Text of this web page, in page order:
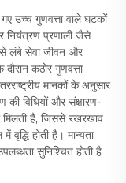
उच्च गुणवत्ता वाले घटकों
नियंत्रण प्रणाली जैसे
से लंबे सेवा जीवन और
कठोर गुणवत्ता
मानकों के अनुसार
की विधियों और संक्षारण-
मिलती है, जिससे रखरखाव
होती है। मान्यता
सुनिश्चित होती है